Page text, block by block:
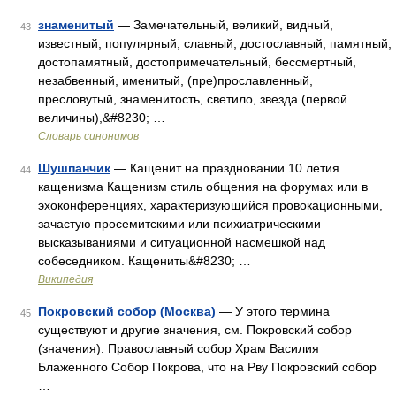
43 знаменитый — Замечательный, великий, видный,
известный, популярный, славный, достославный, памятный,
достопамятный, достопримечательный, бессмертный,
незабвенный, именитый, (пре)прославленный,
пресловутый, знаменитость, светило, звезда (первой
величины),&#8230; …
Словарь синонимов
44 Шушпанчик — Кащенит на праздновании 10 летия
кащенизма Кащенизм стиль общения на форумах или в
эхоконференциях, характеризующийся провокационными,
зачастую просемитскими или психиатрическими
высказываниями и ситуационной насмешкой над
собеседником. Кащениты&#8230; …
Википедия
45 Покровский собор (Москва) — У этого термина
существуют и другие значения, см. Покровский собор
(значения). Православный собор Храм Василия
Блаженного Собор Покрова, что на Рву Покровский собор